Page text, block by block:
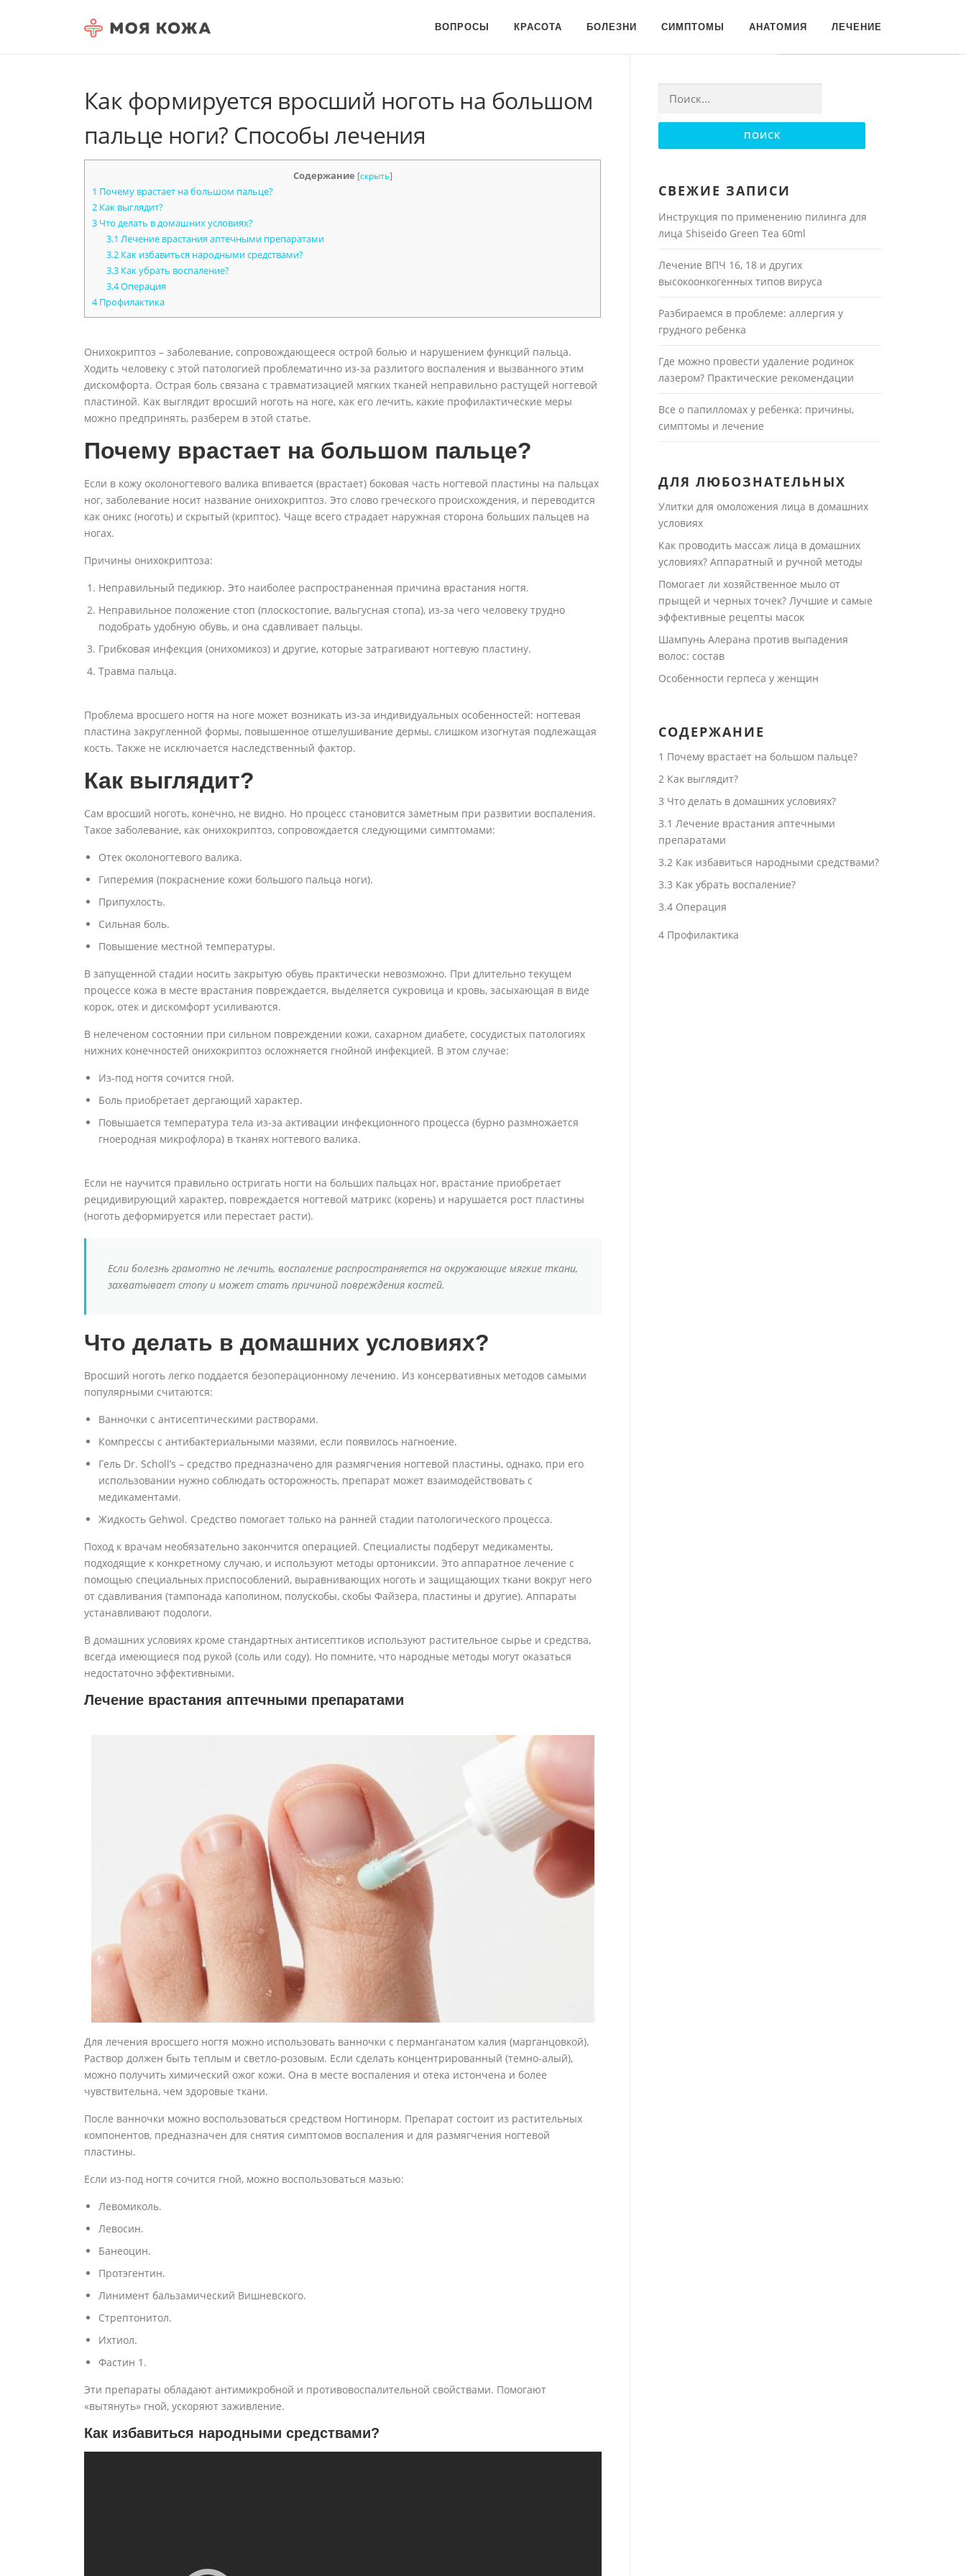
ВОПРОСЫ КРАСОТА БОЛЕЗНИ СИМПТОМЫ АНАТОМИЯ ЛЕЧЕНИЕ
Как формируется вросший ноготь на большом
пальце ноги? Способы лечения
Содержание [скрыть]
1 Почему врастает на большом пальце?
2 Как выглядит?
3 Что делать в домашних условиях?
3.1 Лечение врастания аптечными препаратами
3.2Как избавиться народными средствами?
3.3Как убрать воспаление?
3.4Операция
4Профилактика
Онихокриптоз – заболевание, сопровождающееся острой болью и нарушением функций пальца.
Ходить человеку с этой патологией проблематично из-за разлитого воспаления и вызванного этим
дискомфорта. Острая боль связана с травматизацией мягких тканей неправильно растущей ногтевой
пластиной. Как выглядит вросший ноготь на ноге, как его лечить, какие профилактические меры
можно предпринять, разберем в этой статье.
Почему врастает на большом пальце?
Если в кожу околоногтевого валика впивается (врастает) боковая часть ногтевой пластины на пальцах
ног, заболевание носит название онихокриптоз. Это слово греческого происхождения, и переводится
как оникс (ноготь) и скрытый (криптос). Чаще всего страдает наружная сторона больших пальцев на
ногах.
Причины онихокриптоза:
Неправильный педикюр. Это наиболее распространенная причина врастания ногтя.
Неправильное положение стоп (плоскостопие, вальгусная стопа), из-за чего человеку трудно
подобрать удобную обувь, и она сдавливает пальцы.
Грибковая инфекция (онихомикоз) и другие, которые затрагивают ногтевую пластину.
Травма пальца.
Проблема вросшего ногтя на ноге может возникать из-за индивидуальных особенностей: ногтевая
пластина закругленной формы, повышенное отшелушивание дермы, слишком изогнутая подлежащая
кость. Также не исключается наследственный фактор.
Как выглядит?
Сам вросший ноготь, конечно, не видно. Но процесс становится заметным при развитии воспаления.
Такое заболевание, как онихокриптоз, сопровождается следующими симптомами:
Отек околоногтевого валика.
Гиперемия (покраснение кожи большого пальца ноги).
Припухлость.
Сильная боль.
Повышение местной температуры.
В запущенной стадии носить закрытую обувь практически невозможно. При длительно текущем
процессе кожа в месте врастания повреждается, выделяется сукровица и кровь, засыхающая в виде
корок, отек и дискомфорт усиливаются.
В нелеченом состоянии при сильном повреждении кожи, сахарном диабете, сосудистых патологиях
нижних конечностей онихокриптоз осложняется гнойной инфекцией. В этом случае:
Из-под ногтя сочится гной.
Боль приобретает дергающий характер.
Повышается температура тела из-за активации инфекционного процесса (бурно размножается
гноеродная микрофлора) в тканях ногтевого валика.
Если не научится правильно остригать ногти на больших пальцах ног, врастание приобретает
рецидивирующий характер, повреждается ногтевой матрикс (корень) и нарушается рост пластины
(ноготь деформируется или перестает расти).
Если болезнь грамотно не лечить, воспаление распространяется на окружающие мягкие ткани,
захватывает стопу и может стать причиной повреждения костей.
Что делать в домашних условиях?
Вросший ноготь легко поддается безоперационному лечению. Из консервативных методов самыми
популярными считаются:
Ванночки с антисептическими растворами.
Компрессы с антибактериальными мазями, если появилось нагноение.
Гель Dr. Scholl’s – средство предназначено для размягчения ногтевой пластины, однако, при его
использовании нужно соблюдать осторожность, препарат может взаимодействовать с
медикаментами.
Жидкость Gehwol. Средство помогает только на ранней стадии патологического процесса.
Поход к врачам необязательно закончится операцией. Специалисты подберут медикаменты,
подходящие к конкретному случаю, и используют методы ортониксии. Это аппаратное лечение с
помощью специальных приспособлений, выравнивающих ноготь и защищающих ткани вокруг него
от сдавливания (тампонада каполином, полускобы, скобы Файзера, пластины и другие). Аппараты
устанавливают подологи.
В домашних условиях кроме стандартных антисептиков используют растительное сырье и средства,
всегда имеющиеся под рукой (соль или соду). Но помните, что народные методы могут оказаться
недостаточно эффективными.
Лечение врастания аптечными препаратами
Для лечения вросшего ногтя можно использовать ванночки с перманганатом калия (марганцовкой).
Раствор должен быть теплым и светло-розовым. Если сделать концентрированный (темно-алый),
можно получить химический ожог кожи. Она в месте воспаления и отека истончена и более
чувствительна, чем здоровые ткани.
После ванночки можно воспользоваться средством Ногтинорм. Препарат состоит из растительных
компонентов, предназначен для снятия симптомов воспаления и для размягчения ногтевой
пластины.
Если из-под ногтя сочится гной, можно воспользоваться мазью:
Левомиколь.
Левосин.
Банеоцин.
Протэгентин.
Линимент бальзамический Вишневского.
Стрептонитол.
Ихтиол.
Фастин 1.
Эти препараты обладают антимикробной и противовоспалительной свойствами. Помогают
«вытянуть» гной, ускоряют заживление.
Как избавиться народными средствами?
Найти:
СВЕЖИЕ ЗАПИСИ
Инструкция по применению пилинга для
лица Shiseido Green Tea 60ml
Лечение ВПЧ 16, 18 и других
высокоонкогенных типов вируса
Разбираемся в проблеме: аллергия у
грудного ребенка
Где можно провести удаление родинок
лазером? Практические рекомендации
Все о папилломах у ребенка: причины,
симптомы и лечение
ДЛЯ ЛЮБОЗНАТЕЛЬНЫХ
Улитки для омоложения лица в домашних
условиях
Как проводить массаж лица в домашних
условиях? Аппаратный и ручной методы
Помогает ли хозяйственное мыло от
прыщей и черных точек? Лучшие и самые
эффективные рецепты масок
Шампунь Алерана против выпадения
волос: состав
Особенности герпеса у женщин
СОДЕРЖАНИЕ
1 Почему врастает на большом пальце?
2Как выглядит?
3 Что делать в домашних условиях?
3.1 Лечение врастания аптечными
препаратами
3.2Как избавиться народными средствами?
3.3 Как убрать воспаление?
3.4Операция
4Профилактика
Для любых предложений по